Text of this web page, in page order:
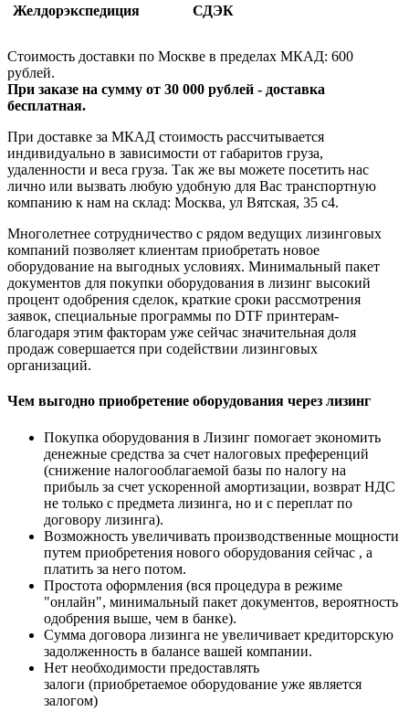
Желдорэкспедиция СДЭК
Стоимость доставки по Москве в пределах МКАД: 600
рублей.
При заказе на сумму от 30 000 рублей - доставка
бесплатная.
При доставке за МКАД стоимость рассчитывается
индивидуально в зависимости от габаритов груза,
удаленности и веса груза. Так же вы можете посетить нас
лично или вызвать любую удобную для Вас транспортную
компанию к нам на склад: Москва, ул Вятская, 35 c4.
Многолетнее сотрудничество с рядом ведущих лизинговых
компаний позволяет клиентам приобретать новое
оборудование на выгодных условиях. Минимальный пакет
документов для покупки оборудования в лизинг высокий
процент одобрения сделок, краткие сроки рассмотрения
заявок, специальные программы по DTF принтерам-
благодаря этим факторам уже сейчас значительная доля
продаж совершается при содействии лизинговых
организаций.
Чем выгодно приобретение оборудования через лизинг
Покупка оборудования в Лизинг помогает экономить
денежные средства за счет налоговых преференций
(снижение налогооблагаемой базы по налогу на
прибыль за счет ускоренной амортизации, возврат НДС
не только с предмета лизинга, но и с переплат по
договору лизинга).
Возможность увеличивать производственные мощности
путем приобретения нового оборудования сейчас , а
платить за него потом.
Простота оформления (вся процедура в режиме
"онлайн", минимальный пакет документов, вероятность
одобрения выше, чем в банке).
Сумма договора лизинга не увеличивает кредиторскую
задолженность в балансе вашей компании.
Нет необходимости предоставлять
залоги (приобретаемое оборудование уже является
залогом)